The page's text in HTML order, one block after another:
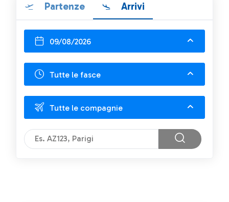
Partenze Arrivi
09/08/2026
Tutte le fasce
Tutte le compagnie